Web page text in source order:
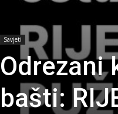
Savjeti
Odrezani
bašti: